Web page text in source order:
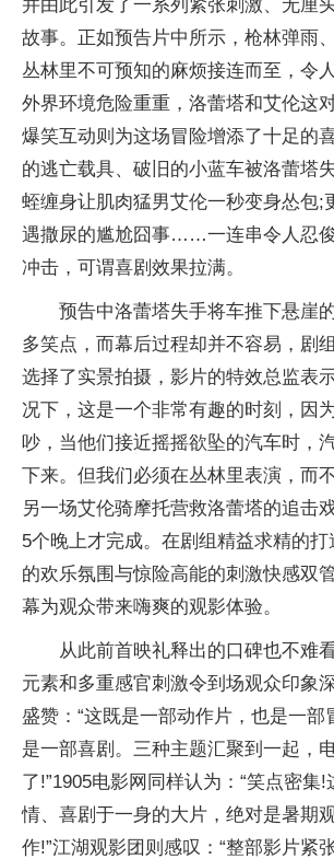
并由此引发了一系列紧张刺激、无厘
故事。正如预告片中所示，枪林弹雨
丛林里不可预知的麻烦接连而至，令
外界环境危险重重，洛蕾塔和艾伦这
爆笑互动则为这场冒险增添了十足
的逃亡载具、破旧的小蓝车被洛蕾塔
蛭缠身让肌肉猛男艾伦一秒变身怂包;
遇撒尿的尴尬囧事……一连串令人忍
冲击，可谓喜剧效果拉满。
预告中洛蕾塔失手将车推下悬崖
多笑点，而幕后过程却并不容易，剧
选择了实景拍摄，影片的特效总监表
况下，这是一个非常有趣的时刻，因
吵，当他们接近摇摇欲坠的汽车时，
下来。但我们必须在丛林里表演，而
另一场艾伦骑摩托营救洛蕾塔的追击
5个晚上才完成。在剧组精益求精的
的欢乐氛围与惊险高能的刺激快感双
幕为观众带来嗨爽的观影体验。
从此前首映礼释出的口碑也不难
元素和多重感官刺激令到场观众印象
盛赞：“这既是一部动作片，也是一部
是一部喜剧。三种主题汇聚到一起，
了!”1905电影网同样认为：“笑点密集
情、喜剧于一身的大片，绝对是暑期
作!”江湖观影团则感叹：“整部影片紧